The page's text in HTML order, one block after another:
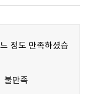
정도 만족하셨습
불만족